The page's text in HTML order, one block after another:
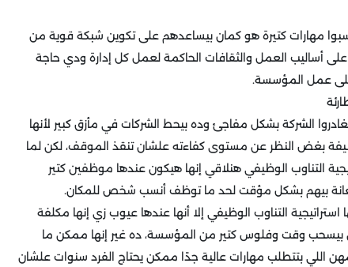
مهارات كتيرة هو كمان بيساعدهم على تكوين شبكة قوية من
أساليب العمل والثقافات الحاكمة لعمل كل إدارة ودي حاجة
على عمل المؤسسة.
الشركة بشكل مفاجئ وده بيحط الشركات في مأزق كبير لأنها
بغض النظر عن مستوى كفاءته علشان تنقذ الموقف، لكن لما
التناوب الوظيفي هنلاقي إنها هيكون عندها موظفين كتير
بيهم بشكل مؤقت لحد ما توظف أنسب شخص للمكان.
التناوب الوظيفي إلا أنها عندها عيوب زي إنها مكلفة
بيسحب وقت وفلوس كتير من المؤسسة، ده غير إنها ممكن ما
اللي بتتطلب مهارات عالية جدًا ممكن يحتاج الفرد سنوات علشان